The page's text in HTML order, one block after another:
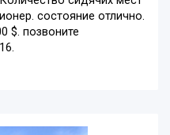
состояние отлично.
$. позвоните